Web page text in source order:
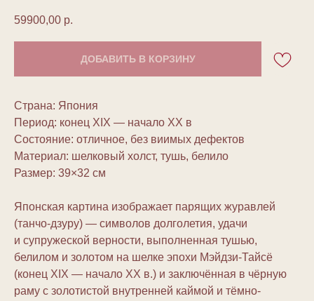
59900,00 р.
ДОБАВИТЬ В КОРЗИНУ
Страна: Япония
Период: конец XIX — начало XX в
Состояние: отличное, без виимых дефектов
Материал: шелковый холст, тушь, белило
Размер: 39×32 см
Японская картина изображает парящих журавлей
(танчо-дзуру) — символов долголетия, удачи
и супружеской верности, выполненная тушью,
белилом и золотом на шелке эпохи Мэйдзи-Тайсё
(конец XIX — начало XX в.) и заключённая в чёрную
раму с золотистой внутренней каймой и тёмно-